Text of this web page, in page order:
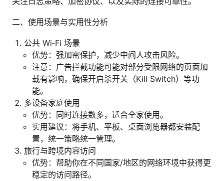
二、使用场景与实用性分析
公共 Wi‑Fi 场景
优势：强加密保护，减少中间人攻击风险。
注意：广告拦截功能可能对部分受限网络的页面加
载有影响，确保开启杀开关（Kill Switch）等功
能。
多设备家庭使用
优势：同时连接数多，适合全家使用。
实用建议：将手机、平板、桌面浏览器都安装配
置，统一策略统一管理。
旅行与跨境内容访问
优势：帮助你在不同国家/地区的网络环境中获得更
稳定的访问路径。